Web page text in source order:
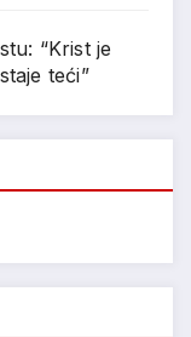
“Krist je
teći”